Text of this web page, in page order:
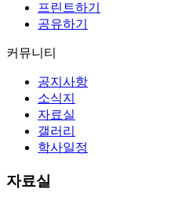
프린트하기
공유하기
커뮤니티
공지사항
소식지
자료실
갤러리
학사일정
자료실